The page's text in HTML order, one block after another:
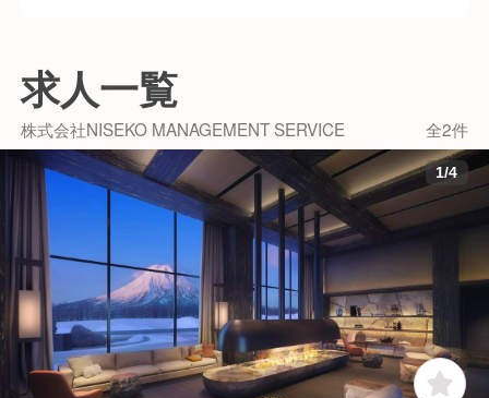
求人一覧
株式会社NISEKO MANAGEMENT SERVICE 全2件
1/4